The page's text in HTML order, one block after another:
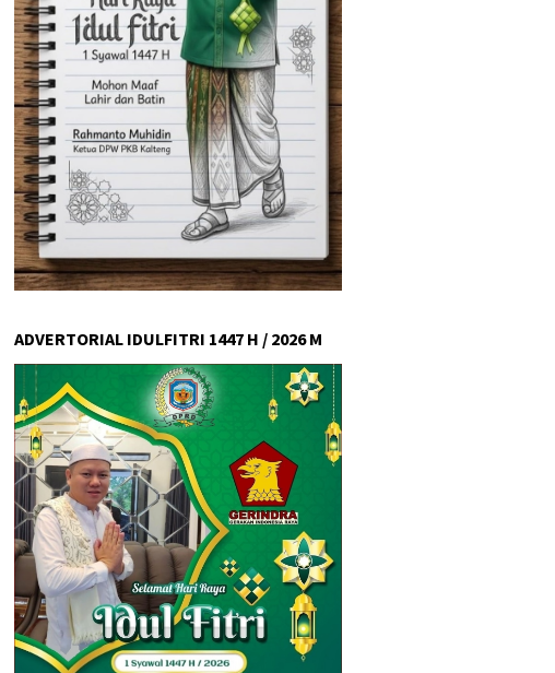
ADVERTORIAL IDULFITRI 1447 H / 2026 M